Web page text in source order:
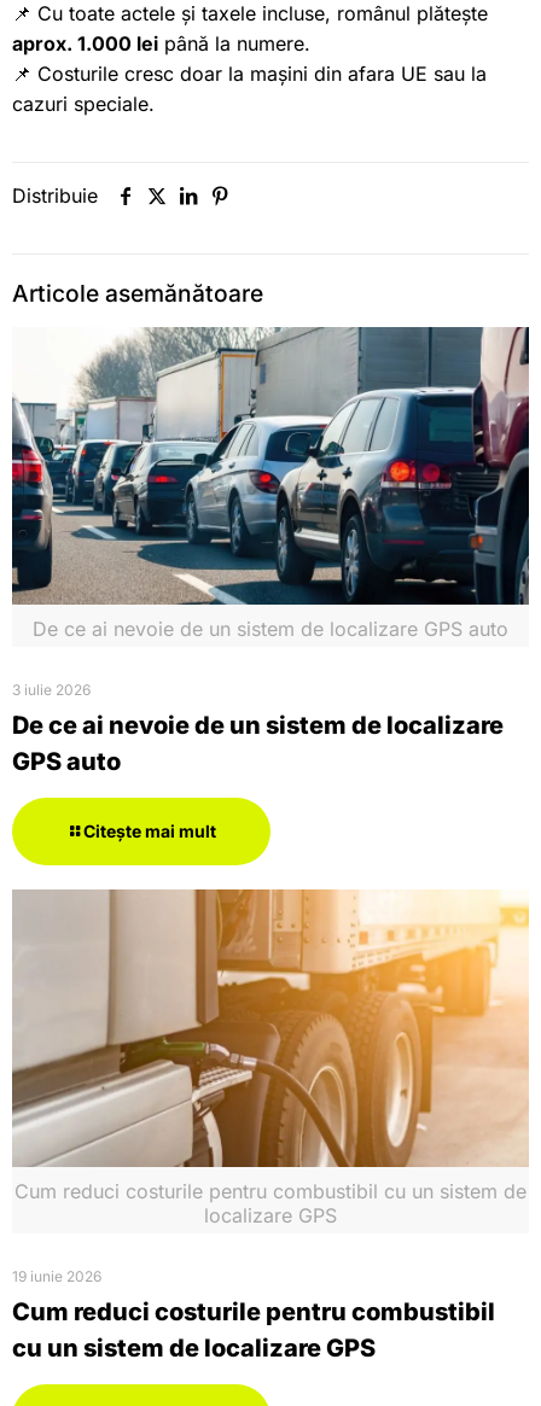
📌 Cu toate actele și taxele incluse, românul plătește
aprox. 1.000 lei până la numere.
📌 Costurile cresc doar la mașini din afara UE sau la
cazuri speciale.
Distribuie
Articole asemănătoare
De ce ai nevoie de un sistem de localizare GPS auto
3 iulie 2026
De ce ai nevoie de un sistem de localizare
GPS auto
Citește mai mult
Cum reduci costurile pentru combustibil cu un sistem de
localizare GPS
19 iunie 2026
Cum reduci costurile pentru combustibil
cu un sistem de localizare GPS